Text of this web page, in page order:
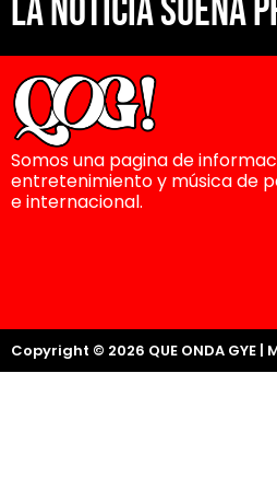
La noticia suena
Somos una pagina de
entretenimiento y música de
e internacional.
Copyright © 2026 QUE ONDA GYE |